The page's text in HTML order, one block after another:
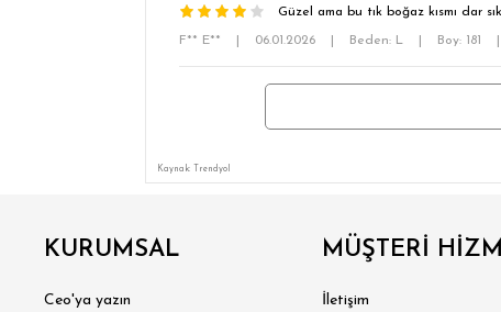
Güzel ama bu tık boğaz kısmı dar
F** E** 06.01.2026 Beden: L Boy: 181
Kaynak: Trendyol
KURUMSAL
Ceo'ya yazın
MÜŞTERİ
İletişim